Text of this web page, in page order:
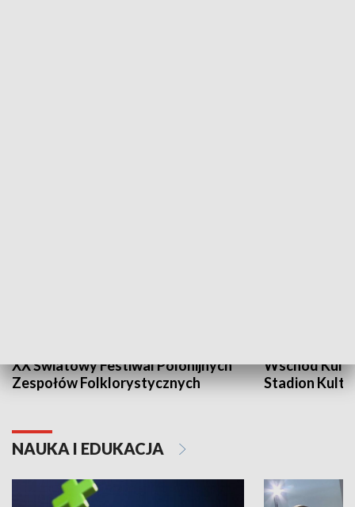
XX Światowy Festiwal Polonijnych
Zespołów Folklorystycznych
Wschód
Stadion
NAUKA I EDUKACJA